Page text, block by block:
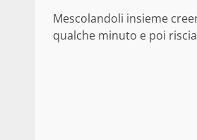
Mescolandoli insieme
qualche minuto e poi